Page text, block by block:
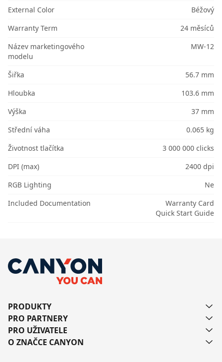
External Color
Béžový
Warranty Term
24 měsíců
Název marketingového
modelu
MW-12
Šiřka
56.7 mm
Hloubka
103.6 mm
Výška
37 mm
Střední váha
0.065 kg
Životnost tlačítka
3 000 000 clicks
DPI (max)
2400 dpi
RGB Lighting
Ne
Included Documentation
Warranty Card
Quick Start Guide
PRODUKTY
PRO PARTNERY
PRO UŽIVATELE
O ZNAČCE CANYON